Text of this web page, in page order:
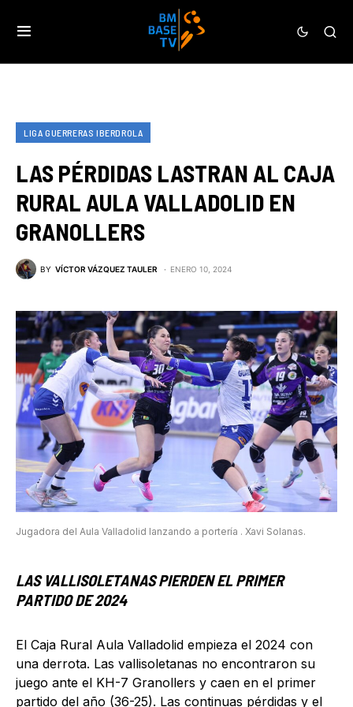
LIGA GUERRERAS IBERDROLA
LAS PÉRDIDAS LASTRAN AL CAJA
RURAL AULA VALLADOLID EN
GRANOLLERS
BY VÍCTOR VÁZQUEZ TAULER ENERO 10, 2024
Jugadora del Aula Valladolid lanzando a portería . Xavi Solanas.
LAS VALLISOLETANAS PIERDEN EL PRIMER
PARTIDO DE 2024
El Caja Rural Aula Valladolid empieza el 2024 con
una derrota. Las vallisoletanas no encontraron su
juego ante el KH-7 Granollers y caen en el primer
partido del año (36-25). Las continuas pérdidas y el